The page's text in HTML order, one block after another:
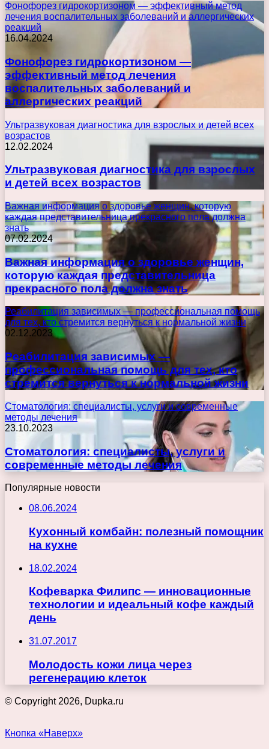
Фонофорез гидрокортизоном — эффективный метод
лечения воспалительных заболеваний и аллергических
реакций
16.04.2024
Фонофорез гидрокортизоном —
эффективный метод лечения
воспалительных заболеваний и
аллергических реакций
Ультразвуковая диагностика для взрослых и детей всех
возрастов
12.02.2024
Ультразвуковая диагностика для взрослых
и детей всех возрастов
Важная информация о здоровье женщин, которую
каждая представительница прекрасного пола должна
знать
07.02.2024
Важная информация о здоровье женщин,
которую каждая представительница
прекрасного пола должна знать
Реабилитация зависимых — профессиональная помощь
для тех, кто стремится вернуться к нормальной жизни
02.12.2023
Реабилитация зависимых —
профессиональная помощь для тех, кто
стремится вернуться к нормальной жизни
Стоматология: специалисты, услуги и современные
методы лечения
23.10.2023
Стоматология: специалисты, услуги и
современные методы лечения
Популярные новости
08.06.2024
Кухонный комбайн: полезный помощник
на кухне
18.02.2024
Кофеварка Филипс — инновационные
технологии и идеальный кофе каждый
день
31.07.2017
Молодость кожи лица через
регенерацию клеток
© Copyright 2026, Dupka.ru
Кнопка «Наверх»